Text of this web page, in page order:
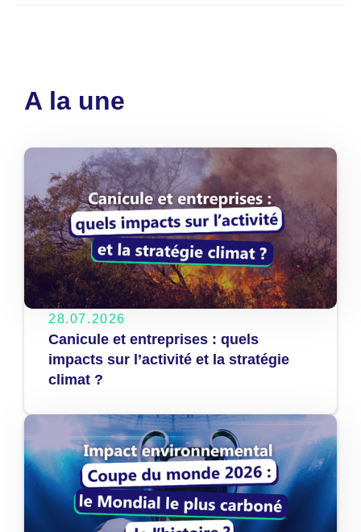
A la une
28.07.2026
Canicule et entreprises : quels
impacts sur l’activité et la stratégie
climat ?